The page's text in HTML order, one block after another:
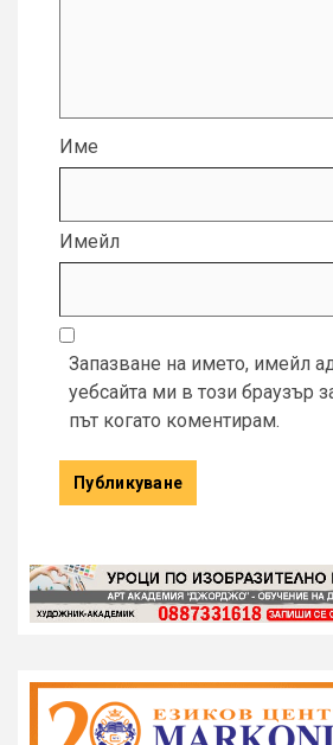
Име
Имейл
Запазване на името, имейл
уебсайта ми в този браузър
път когато коментирам.